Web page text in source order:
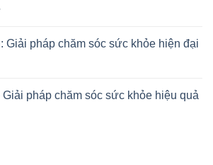
Giải pháp chăm sóc sức khỏe hiện đại
Giải pháp chăm sóc sức khỏe hiệu quả